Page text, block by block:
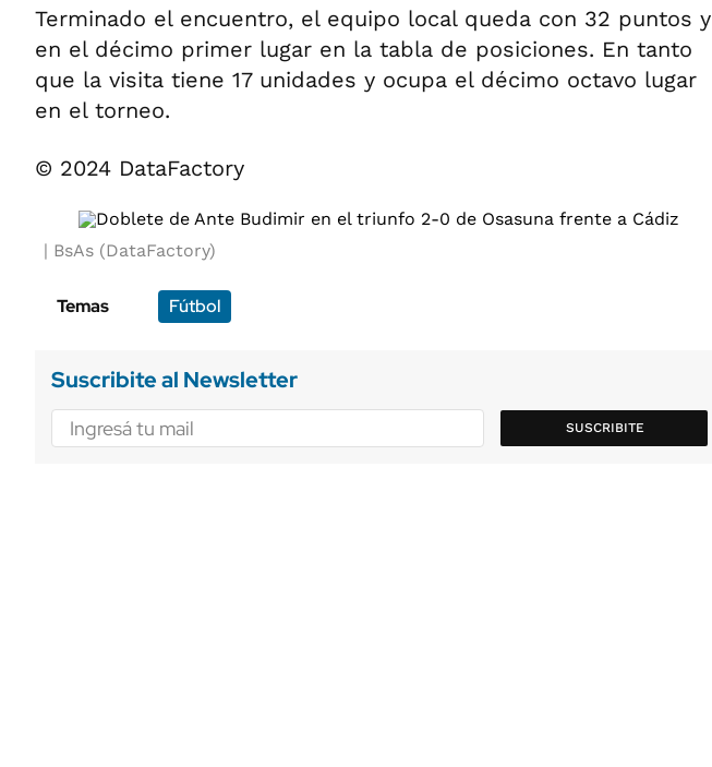
Terminado el encuentro, el equipo local queda con 32 puntos y
en el décimo primer lugar en la tabla de posiciones. En tanto
que la visita tiene 17 unidades y ocupa el décimo octavo lugar
en el torneo.
© 2024 DataFactory
BsAs (DataFactory)
Temas Fútbol
Suscribite al Newsletter
SUSCRIBITE